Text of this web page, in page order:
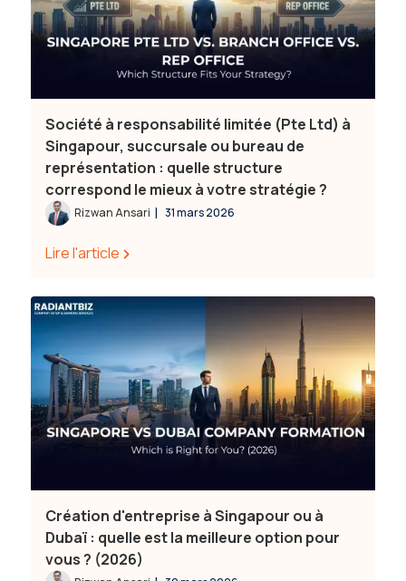
Société à responsabilité limitée (Pte Ltd) à
Singapour, succursale ou bureau de
représentation : quelle structure
correspond le mieux à votre stratégie ?
Rizwan Ansari | 31 mars 2026
Lire l'article
Création d'entreprise à Singapour ou à
Dubaï : quelle est la meilleure option pour
vous ? (2026)